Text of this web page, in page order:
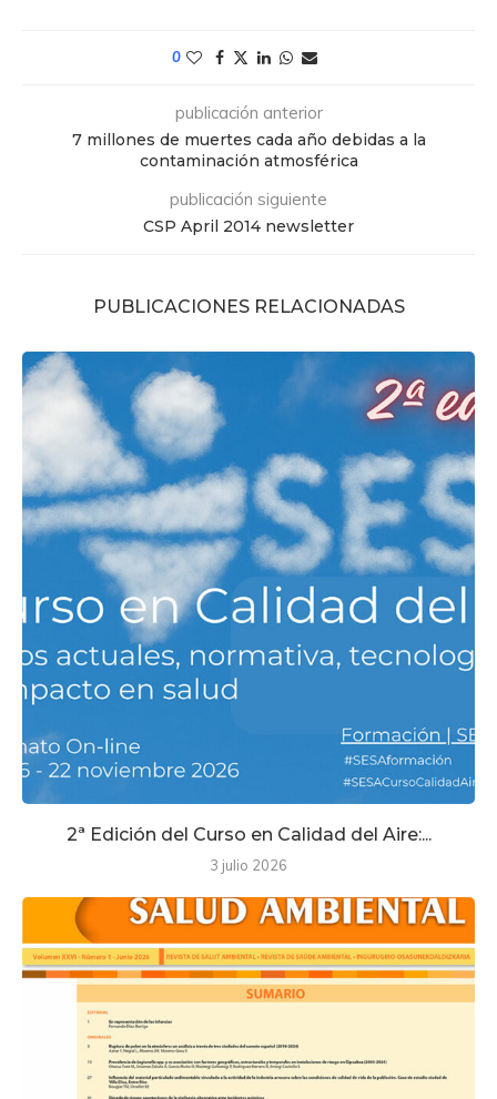
0
publicación anterior
7 millones de muertes cada año debidas a la
contaminación atmosférica
publicación siguiente
CSP April 2014 newsletter
PUBLICACIONES RELACIONADAS
2ª Edición del Curso en Calidad del Aire:...
3 julio 2026